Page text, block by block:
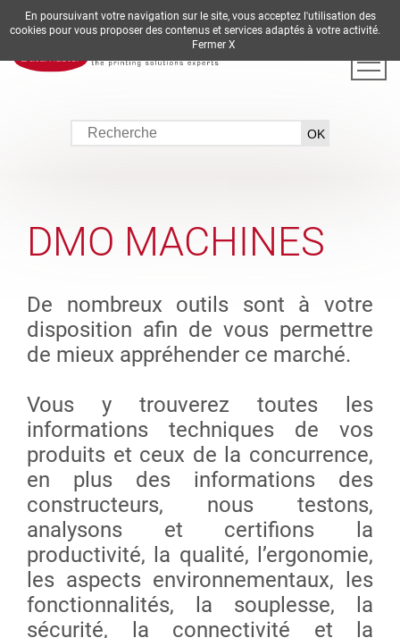
DE EN ES FR IT
DMO MACHINES
De nombreux outils sont à votre
disposition afin de vous permettre
de mieux appréhender ce marché.
Vous y trouverez toutes les
informations techniques de vos
produits et ceux de la concurrence,
en plus des informations des
constructeurs, nous testons,
analysons et certifions la
productivité, la qualité, l’ergonomie,
les aspects environnementaux, les
fonctionnalités, la souplesse, la
sécurité, la connectivité et la
En poursuivant votre navigation sur le site, vous acceptez l'utilisation des
cookies pour vous proposer des contenus et services adaptés à votre activité.
Fermer X